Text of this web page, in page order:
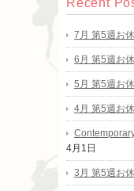
Recent
7月 第5週お
6月 第5週お
5月 第5週お
4月 第5週お
4月1日
3月 第5週お